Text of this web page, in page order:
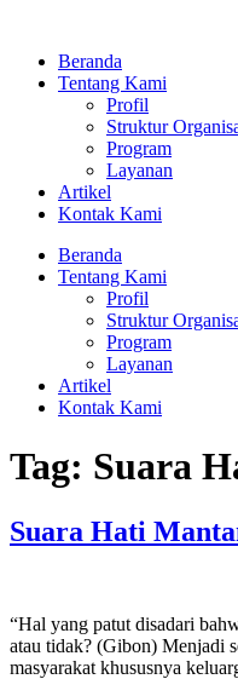
kontenBeranda
Tentang Kami
Profil
Struktur
Program
Layanan
Artikel
Kontak Kami
Beranda
Tentang Kami
Profil
Struktur
Program
Layanan
Artikel
Kontak Kami
Tag: Suara
Suara Hati
“Hal yang patut disadari
atau tidak? (Gibon) Menjadi
masyarakat khususnya